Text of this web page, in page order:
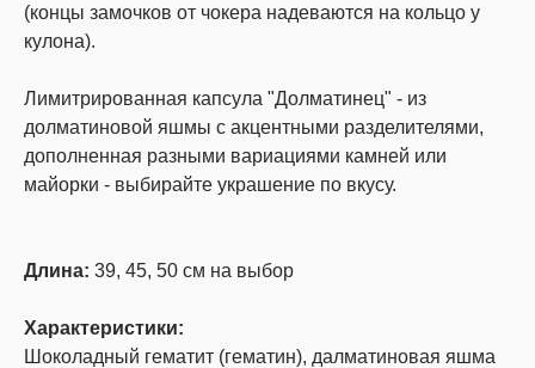
(концы замочков от чокера надеваются на кольцо у
кулона).
Лимитрированная капсула "Долматинец" - из
долматиновой яшмы с акцентными разделителями,
дополненная разными вариациями камней или
майорки - выбирайте украшение по вкусу.
Длина: 39, 45, 50 см на выбор
Характеристики:
Шоколадный гематит (гематин), далматиновая яшма